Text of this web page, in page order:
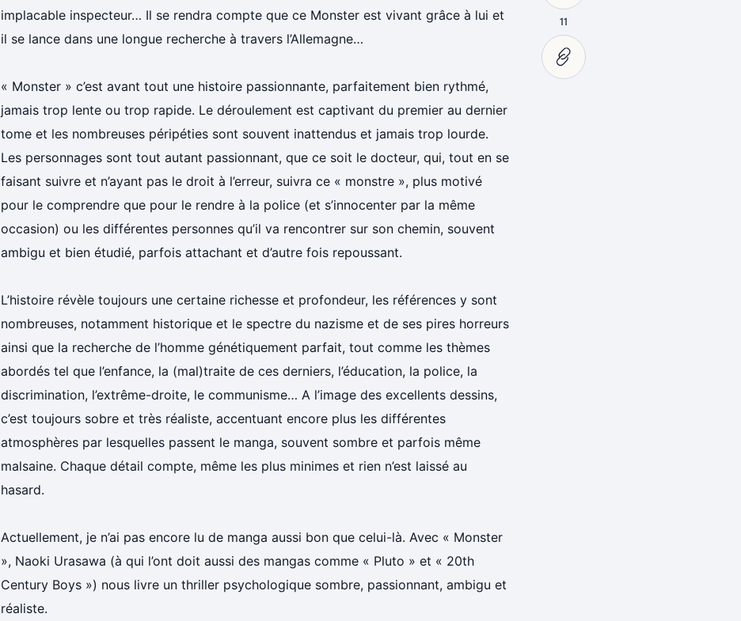
implacable inspecteur… Il se rendra compte que ce Monster est vivant grâce à lui et
il se lance dans une longue recherche à travers l’Allemagne…
« Monster » c’est avant tout une histoire passionnante, parfaitement bien rythmé,
jamais trop lente ou trop rapide. Le déroulement est captivant du premier au dernier
tome et les nombreuses péripéties sont souvent inattendus et jamais trop lourde.
Les personnages sont tout autant passionnant, que ce soit le docteur, qui, tout en se
faisant suivre et n’ayant pas le droit à l’erreur, suivra ce « monstre », plus motivé
pour le comprendre que pour le rendre à la police (et s’innocenter par la même
occasion) ou les différentes personnes qu’il va rencontrer sur son chemin, souvent
ambigu et bien étudié, parfois attachant et d’autre fois repoussant.
L’histoire révèle toujours une certaine richesse et profondeur, les références y sont
nombreuses, notamment historique et le spectre du nazisme et de ses pires horreurs
ainsi que la recherche de l’homme génétiquement parfait, tout comme les thèmes
abordés tel que l’enfance, la (mal)traite de ces derniers, l’éducation, la police, la
discrimination, l’extrême-droite, le communisme… A l’image des excellents dessins,
c’est toujours sobre et très réaliste, accentuant encore plus les différentes
atmosphères par lesquelles passent le manga, souvent sombre et parfois même
malsaine. Chaque détail compte, même les plus minimes et rien n’est laissé au
hasard.
Actuellement, je n’ai pas encore lu de manga aussi bon que celui-là. Avec « Monster
», Naoki Urasawa (à qui l’ont doit aussi des mangas comme « Pluto » et « 20th
Century Boys ») nous livre un thriller psychologique sombre, passionnant, ambigu et
réaliste.
11